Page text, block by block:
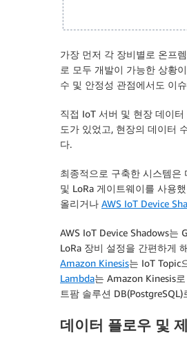
가장 먼저 각 장비별로 온프
로 모두 개발이 가능한 상황
수 및 안정성 관점에서도 이
직접 IoT 서버 및 현장 데이
도가 있었고, 현장의 데이터
다.
최종적으로 구축한 시스템은
및 LoRa 게이트웨이를 사용
올리거나 AWS IoT Device
AWS IoT Device Shadows는
LoRa 장비 설정을 간편하게
Amazon Kinesis는 IoT Topic
Lambda는 Amazon Kinesis
트팜 솔루션
데이터 플로우 및